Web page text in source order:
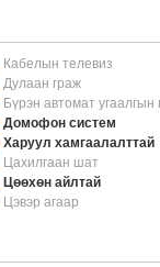
Кабелын телевиз
Дулаан граж
Бүрэн автомат
Домофон систем
Харуул хамгаалалттай
Цахилгаан шат
Цөөхөн айлтай
Цэвэр агаар